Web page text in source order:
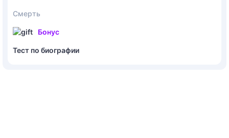
Смерть
Бонус
Тест по биографии